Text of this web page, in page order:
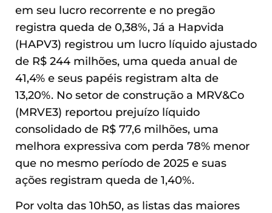
em seu lucro recorrente e no pregão
registra queda de 0,38%, Já a Hapvida
(HAPV3) registrou um lucro líquido ajustado
de R$ 244 milhões, uma queda anual de
41,4% e seus papéis registram alta de
13,20%. No setor de construção a MRV&Co
(MRVE3) reportou prejuízo líquido
consolidado de R$ 77,6 milhões, uma
melhora expressiva com perda 78% menor
que no mesmo período de 2025 e suas
ações registram queda de 1,40%.
Por volta das 10h50, as listas das maiores